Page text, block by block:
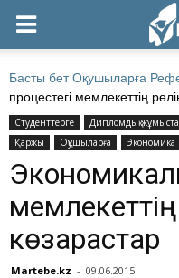
Басты бет Оқушыларға
процестегі мемлекеттің
Студенттерге Дипломдық
Қаржы
Оқушыларға Экономика
мемлекеттің
көзқарастар
Martebe.kz - 09.06.2015